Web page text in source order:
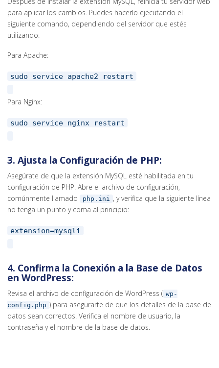
para aplicar los cambios. Puedes hacerlo ejecutando el
siguiente comando, dependiendo del servidor que estés
utilizando:
Para Apache:
sudo service apache2 restart
Para Nginx:
sudo service nginx restart
3. Ajusta la Configuración de PHP:
Asegúrate de que la extensión MySQL esté habilitada en tu
configuración de PHP. Abre el archivo de configuración,
comúnmente llamado
php.ini , y verifica que la siguiente línea
no tenga un punto y coma al principio:
extension=mysqli
4. Confirma la Conexión a la Base de Datos
en WordPress:
Revisa el archivo de configuración de WordPress ( wp-
config.php ) para asegurarte de que los detalles de la base de
datos sean correctos. Verifica el nombre de usuario, la
contraseña y el nombre de la base de datos.